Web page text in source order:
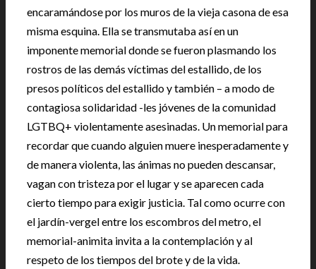
encaramándose por los muros de la vieja casona de esa
misma esquina. Ella se transmutaba así en un
imponente memorial donde se fueron plasmando los
rostros de las demás víctimas del estallido, de los
presos políticos del estallido y también – a modo de
contagiosa solidaridad -les jóvenes de la comunidad
LGTBQ+ violentamente asesinadas. Un memorial para
recordar que cuando alguien muere inesperadamente y
de manera violenta, las ánimas no pueden descansar,
vagan con tristeza por el lugar y se aparecen cada
cierto tiempo para exigir justicia. Tal como ocurre con
el jardín-vergel entre los escombros del metro, el
memorial-animita invita a la contemplación y al
respeto de los tiempos del brote y de la vida.